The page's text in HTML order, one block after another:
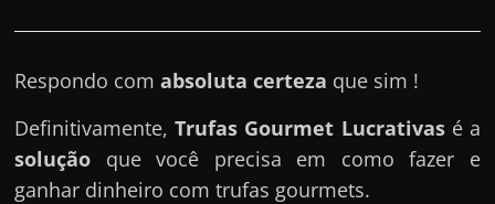
a
n
t
e
r
Respondo comabsoluta certeza que sim !
Definitivamente,Trufas Gourmet Lucrativasé a
solução que você precisa em como fazer e
ganhar dinheiro com trufas gourmets.